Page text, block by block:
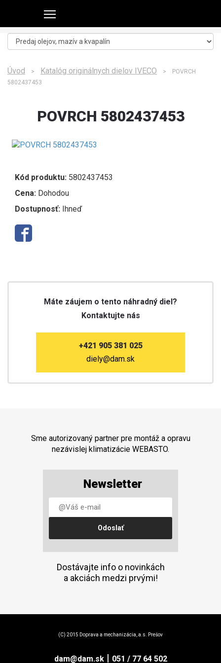
Úvod > Katalóg originálnych dielov IVECO > POVRCH
5802437453
POVRCH 5802437453
Kód produktu: 5802437453
Cena: Dohodou
Dostupnosť: Ihneď
Máte záujem o tento náhradný diel?
Kontaktujte nás
+421 905 381 025
diely@dam.sk
Sme autorizovaný partner pre montáž a opravu
nezávislej klimatizácie WEBASTO.
Newsletter
Dostávajte info o novinkách
a akciách medzi prvými!
(C) 2015 Doprava a mechanizácia, a.s. Prešov
dam@dam.sk| 051 / 77 64 502